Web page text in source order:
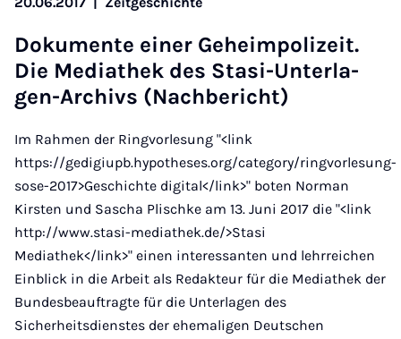
Dok­u­mente ein­er Ge­heim­pol­izeit.
Die Me­dia­thek des Stasi-Un­ter­la­
gen-Archivs (Nachbericht)
Im Rahmen der Ringvorlesung "<link
https://gedigiupb.hypotheses.org/category/ringvorlesung-
sose-2017>Geschichte digital</link>" boten Norman
Kirsten und Sascha Plischke am 13. Juni 2017 die "<link
http://www.stasi-mediathek.de/>Stasi
Mediathek</link>" einen interessanten und lehrreichen
Einblick in die Arbeit als Redakteur für die Mediathek der
Bundesbeauftragte für die Unterlagen des
Sicherheitsdienstes der ehemaligen Deutschen